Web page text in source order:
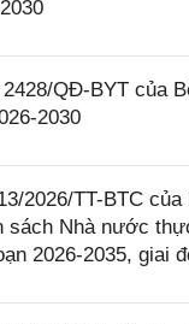
QĐ-BYT của
2030
2026/TT-BTC
sách Nhà nước
2026-2035, giai